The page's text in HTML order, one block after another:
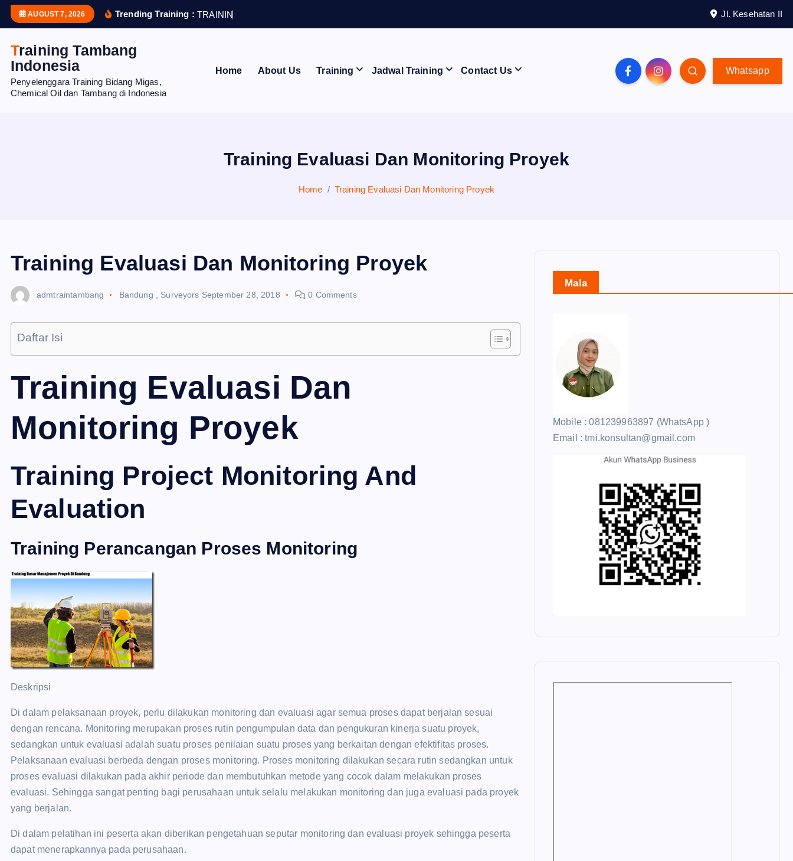
AUGUST 7, 2026 Trending Training : TRAININ Jl. Kesehatan II
Training Tambang
Indonesia
Penyelenggara Training Bidang Migas,
Chemical Oil dan Tambang di Indonesia
Home About Us Training Jadwal Training Contact Us Whatsapp
Training Evaluasi Dan Monitoring Proyek
Home Training Evaluasi Dan Monitoring Proyek
Training Evaluasi Dan Monitoring Proyek
admtraintambang Bandung Surveyors September 28, 2018 0 Comments
Daftar Isi
Training Evaluasi Dan
Monitoring Proyek
Training Project Monitoring And
Evaluation
Training Perancangan Proses Monitoring
Deskripsi
Di dalam pelaksanaan proyek, perlu dilakukan monitoring dan evaluasi agar semua proses dapat berjalan sesuai
dengan rencana. Monitoring merupakan proses rutin pengumpulan data dan pengukuran kinerja suatu proyek,
sedangkan untuk evaluasi adalah suatu proses penilaian suatu proses yang berkaitan dengan efektifitas proses.
Pelaksanaan evaluasi berbeda dengan proses monitoring. Proses monitoring dilakukan secara rutin sedangkan untuk
proses evaluasi dilakukan pada akhir periode dan membutuhkan metode yang cocok dalam melakukan proses
evaluasi. Sehingga sangat penting bagi perusahaan untuk selalu melakukan monitoring dan juga evaluasi pada proyek
yang berjalan.
Di dalam pelatihan ini peserta akan diberikan pengetahuan seputar monitoring dan evaluasi proyek sehingga peserta
dapat menerapkannya pada perusahaan.
Mala
Mobile : 081239963897 (WhatsApp )
Email : tmi.konsultan@gmail.com